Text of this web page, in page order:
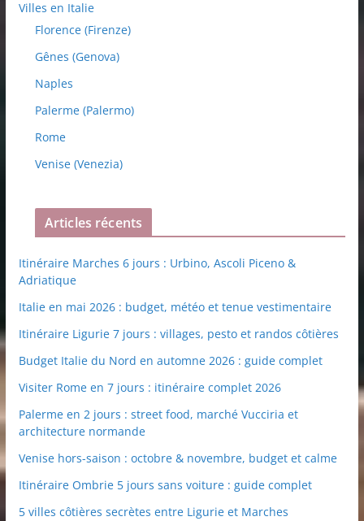
Villes en Italie
Florence (Firenze)
Gênes (Genova)
Naples
Palerme (Palermo)
Rome
Venise (Venezia)
Articles récents
Itinéraire Marches 6 jours : Urbino, Ascoli Piceno &
Adriatique
Italie en mai 2026 : budget, météo et tenue vestimentaire
Itinéraire Ligurie 7 jours : villages, pesto et randos côtières
Budget Italie du Nord en automne 2026 : guide complet
Visiter Rome en 7 jours : itinéraire complet 2026
Palerme en 2 jours : street food, marché Vucciria et
architecture normande
Venise hors-saison : octobre & novembre, budget et calme
Itinéraire Ombrie 5 jours sans voiture : guide complet
5 villes côtières secrètes entre Ligurie et Marches